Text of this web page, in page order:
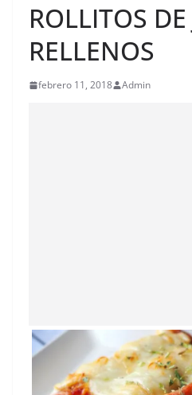
ROLLITOS
RELLENOS
febrero 11, 2018 Admin